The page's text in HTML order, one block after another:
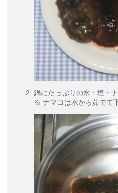
鍋にたっぷりの水・塩・
※ ナマコは水から茹でて